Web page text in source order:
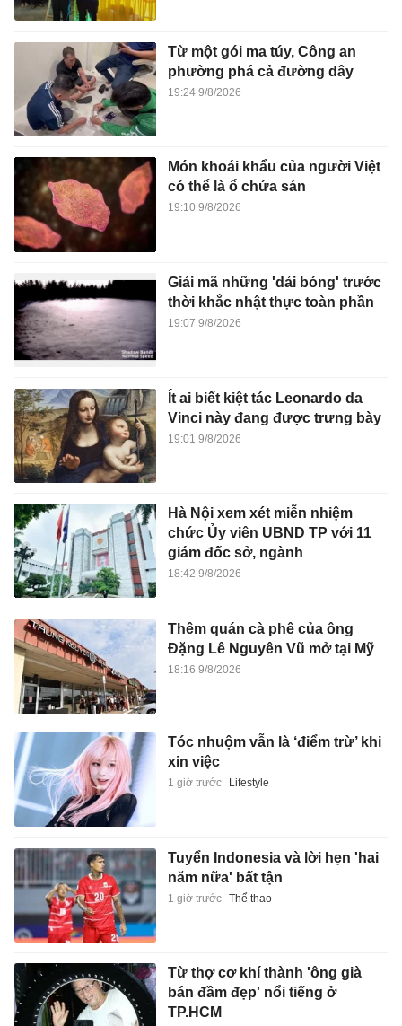
Từ một gói ma túy, Công an
phường phá cả đường dây
19:24 9/8/2026
Món khoái khẩu của người Việt
có thể là ổ chứa sán
19:10 9/8/2026
Giải mã những 'dải bóng' trước
thời khắc nhật thực toàn phần
19:07 9/8/2026
Ít ai biết kiệt tác Leonardo da
Vinci này đang được trưng bày
19:01 9/8/2026
Hà Nội xem xét miễn nhiệm
chức Ủy viên UBND TP với 11
giám đốc sở, ngành
18:42 9/8/2026
Thêm quán cà phê của ông
Đặng Lê Nguyên Vũ mở tại Mỹ
18:16 9/8/2026
Tóc nhuộm vẫn là ‘điểm trừ’ khi
xin việc
1 giờ trước Lifestyle
Tuyển Indonesia và lời hẹn 'hai
năm nữa' bất tận
1 giờ trước Thể thao
Từ thợ cơ khí thành 'ông già
bán đầm đẹp' nổi tiếng ở
TP.HCM